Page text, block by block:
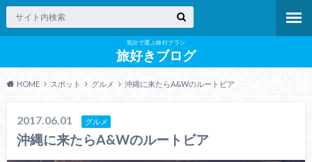
気分で選ぶ旅行プラン
旅好きブログ
HOME スポット グルメ 沖縄に来たらA&Wのルートビア
2017.06.01 グルメ
沖縄に来たらA&Wのルートビア